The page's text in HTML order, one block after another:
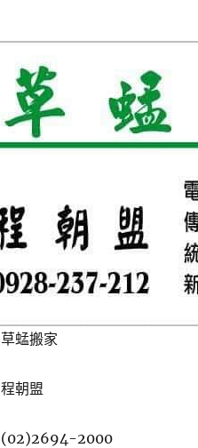
草蜢搬家
程朝盟
(02)2694-2000